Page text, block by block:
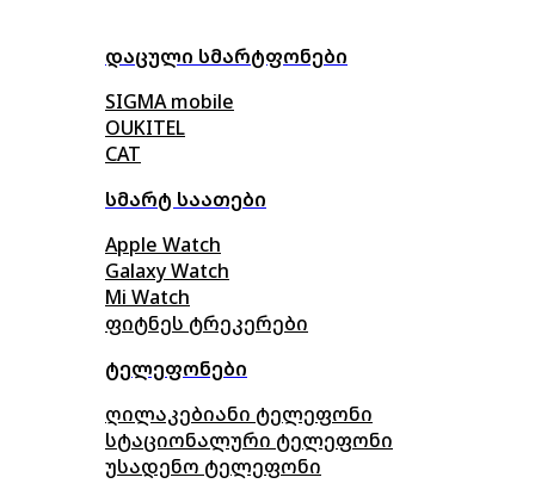
დაცული სმარტფონები
SIGMA mobile
OUKITEL
CAT
სმარტ საათები
Apple Watch
Galaxy Watch
Mi Watch
ფიტნეს ტრეკერები
ტელეფონები
ღილაკებიანი ტელეფონი
სტაციონალური ტელეფონი
უსადენო ტელეფონი